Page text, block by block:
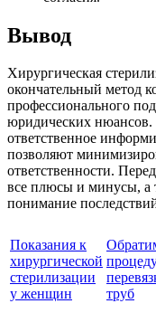
Вывод
Хирургическая
окончательный метод
профессионального
юридических нюансов.
ответственное
позволяют
ответственности.
все плюсы и минусы, а
понимание
Показания к
хирургической
стерилизации
у женщин
труб